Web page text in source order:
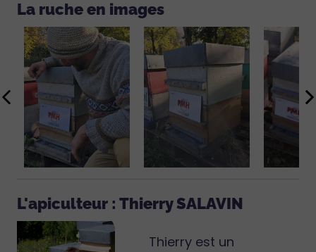
La ruche en images
L'apiculteur : Thierry SALAVIN
Thierry est un